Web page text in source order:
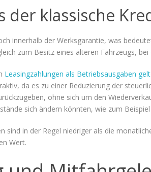
der klassische
innerhalb der Werksgarantie, was
zum Besitz eines älteren Fahrzeugs,
Leasingzahlungen als Betriebsausgaben
da es zu einer Reduzierung der
ohne sich um den
sich ändern könnten, wie zum
sind in der Regel niedriger als die
Wert.